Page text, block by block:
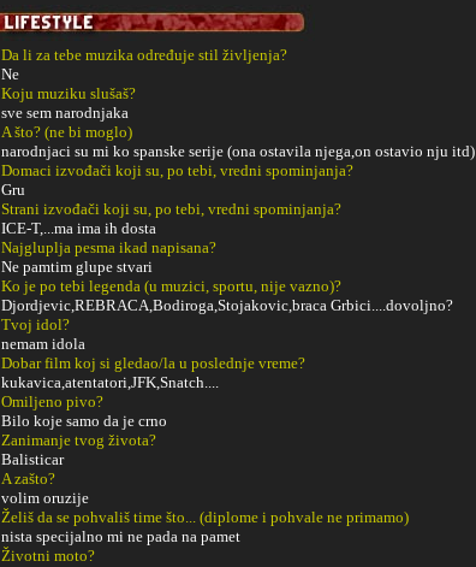
Da li za tebe muzika određuje stil življenja?
Ne
Koju muziku slušaš?
sve sem narodnjaka
A što? (ne bi moglo)
narodnjaci su mi ko spanske serije (ona ostavila njega,on ostavio nju itd)
Domaci izvođači koji su, po tebi, vredni spominjanja?
Gru
Strani izvođači koji su, po tebi, vredni spominjanja?
ICE-T,...ma ima ih dosta
Najgluplja pesma ikad napisana?
Ne pamtim glupe stvari
Ko je po tebi legenda (u muzici, sportu, nije vazno)?
Djordjevic,REBRACA,Bodiroga,Stojakovic,braca Grbici....dovoljno?
Tvoj idol?
nemam idola
Dobar film koj si gledao/la u poslednje vreme?
kukavica,atentatori,JFK,Snatch....
Omiljeno pivo?
Bilo koje samo da je crno
Zanimanje tvog života?
Balisticar
A zašto?
volim oruzije
Želiš da se pohvališ time što... (diplome i pohvale ne primamo)
nista specijalno mi ne pada na pamet
Životni moto?